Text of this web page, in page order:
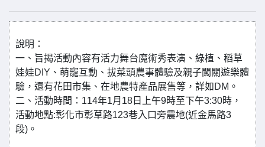
說明：
一、旨揭活動內容有活力舞台魔術秀表演、綠植、稻草
娃娃DIY、萌寵互動、拔菜頭農事體驗及親子闖關遊樂體
驗，還有花田市集、在地農特產品展售等，詳如DM。
二、活動時間：114年1月18日上午9時至下午3:30時，
活動地點:彰化市彰草路123巷入口旁農地(近金馬路3
段)。